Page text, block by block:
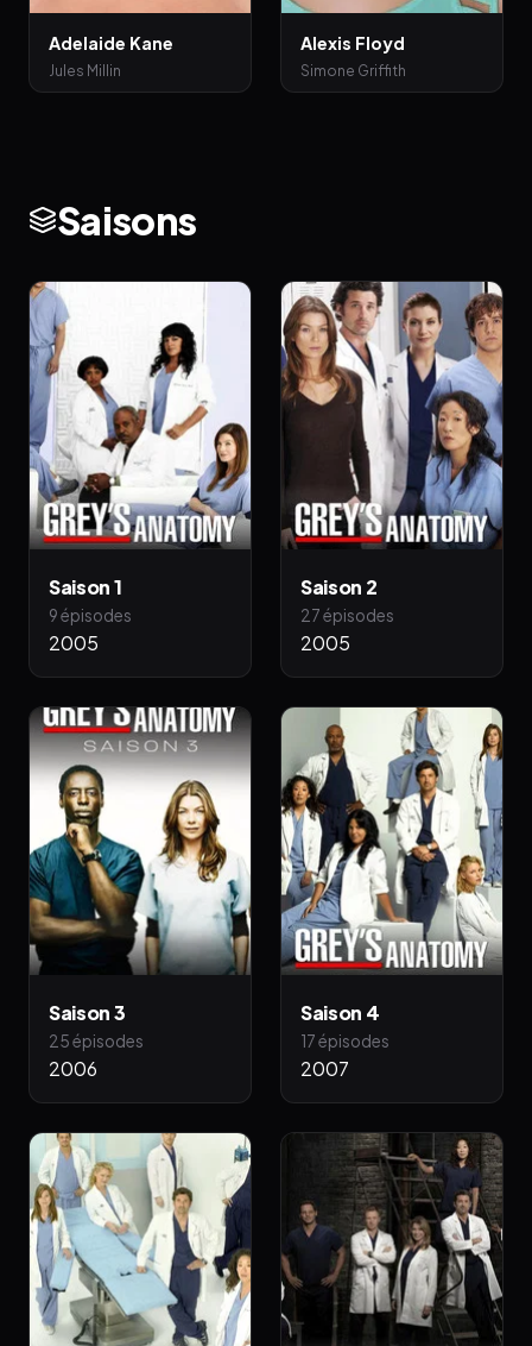
Adelaide Kane
Jules Millin
Alexis Floyd
Simone Griffith
Saisons
Saison 1
9 épisodes
2005
Saison 2
27 épisodes
2005
Saison 3
25 épisodes
2006
Saison 4
17 épisodes
2007